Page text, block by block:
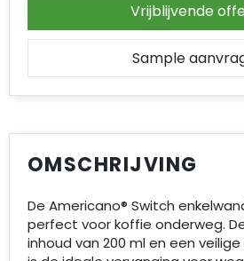
Vrijblijvende
Sample
OMSCHRIJVING
De Americano® Switch
perfect voor koffie onderweg.
inhoud van 200 ml en een